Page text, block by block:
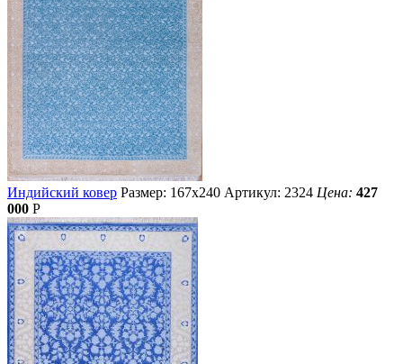
Индийский ковер Размер: 167х240 Артикул: 2324 Цена: 427
000 Р